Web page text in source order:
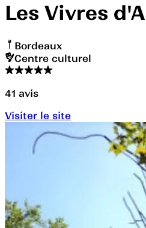
Les Vivres
Bordeaux
Centre culturel
41 avis
Visiter le site